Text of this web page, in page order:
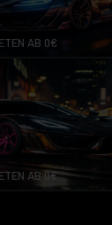
AB 0€
AB 0€